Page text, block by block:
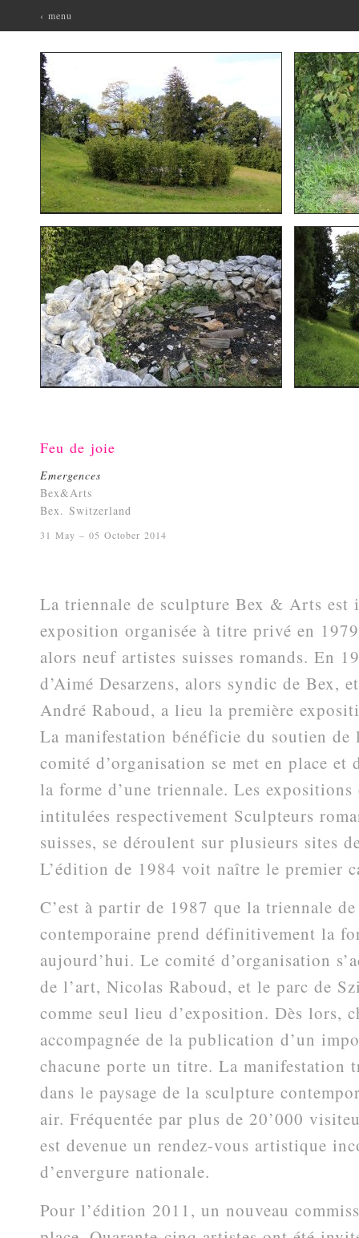
‹ menu
Feu de joie
Emergences
Bex&Arts
Bex. Switzerland
31 May – 05 October 2014
La triennale de sculpture Bex & Arts est
exposition organisée à titre privé en
alors neuf artistes suisses romands. En
d’Aimé Desarzens, alors syndic de Bex,
André Raboud, a lieu la première
La manifestation bénéficie du soutien de
comité d’organisation se met en place et
la forme d’une triennale. Les
intitulées respectivement Sculpteurs
suisses, se déroulent sur plusieurs sites
L’édition de 1984 voit naître le premier
C’est à partir de 1987 que la triennale
contemporaine prend définitivement la
aujourd’hui. Le comité d’organisation
de l’art, Nicolas Raboud, et le parc de
comme seul lieu d’exposition. Dès lors,
accompagnée de la publication d’un
chacune porte un titre. La manifestation
dans le paysage de la sculpture
air. Fréquentée par plus de 20’000
est devenue un rendez-vous artistique
d’envergure nationale.
Pour l’édition 2011, un nouveau